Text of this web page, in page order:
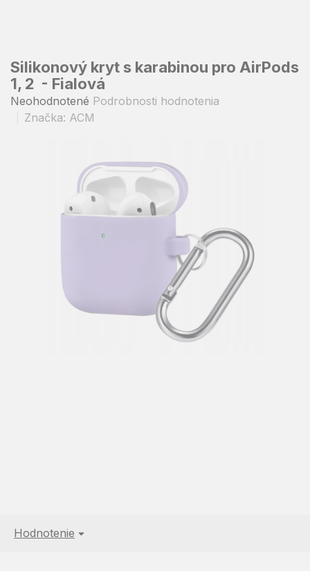
Silikonový kryt s karabinou pro AirPods
1, 2 - Fialová
Priemerné
hodnotenie
hviezdičiek.
Neohodnotené Podrobnosti hodnotenia
Značka: ACM
Hodnotenie